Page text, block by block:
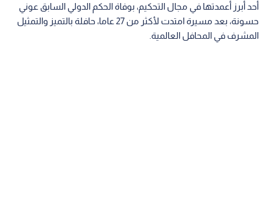
أحد أبرز أعمدتها في مجال التحكيم، بوفاة الحكم الدولي السابق عوني
حسونة، بعد مسيرة امتدت لأكثر من 27 عاما، حافلة بالتميز والتمثيل
المشرف في المحافل العالمية.